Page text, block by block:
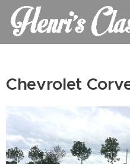
Chevrolet